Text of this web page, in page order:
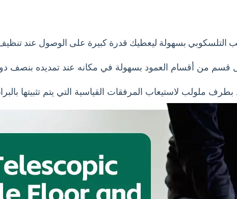
التلسكوبي بسهولة ليعطيك قدرة كبيرة على الوصول عند تنظيف
قسم من أقسام العمود بسهولة في مكانه عند تمديده بنصف
بطرف ملولب لاستيعاب المرفقات القياسية التي يتم تثبيتها